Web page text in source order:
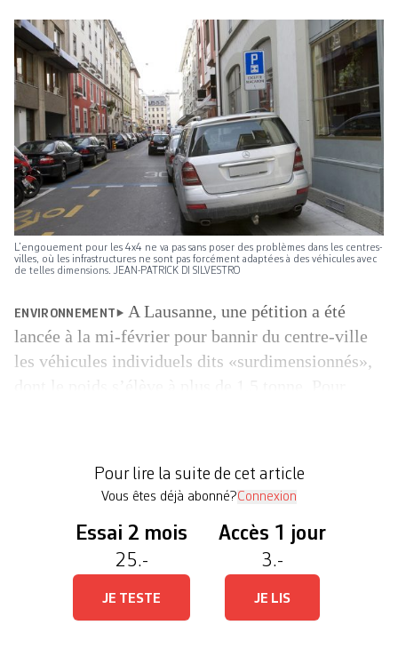
L’engouement pour les 4x4 ne va pas sans poser des problèmes dans les centres-
villes, où les infrastructures ne sont pas forcément adaptées à des véhicules avec
de telles dimensions. JEAN-PATRICK DI SILVESTRO
ENVIRONNEMENT
A Lausanne, une pétition a été
lancée à la mi-février pour bannir du centre-ville
les véhicules individuels dits «surdimensionnés»,
public. Il espère récolter […]
Pour lire la suite de cet article
Vous êtes déjà abonné?Connexion
Essai 2 mois
25.-
JE TESTE
Accès 1 jour
3.-
JE LIS